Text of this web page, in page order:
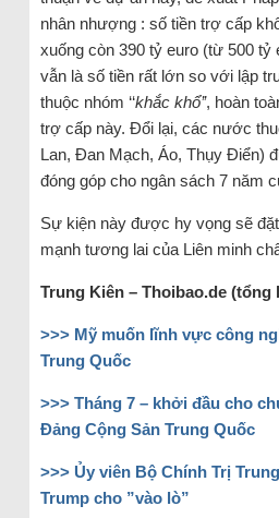
nhân nhượng : số tiền trợ cấp
xuống còn 390 tỷ euro (từ 500 tỷ
vẫn là số tiền rất lớn so với lập
thuộc nhóm ‘‘khắc khổ’’, hoàn
trợ cấp này. Đổi lại, các nước
Lan, Đan Mạch, Áo, Thụy Điển)
đóng góp cho ngân sách 7 năm
Sự kiện này được hy vọng sẽ
mạnh tương lai của Liên minh
Trung Kiên – Thoibao.de (tổng
>>> Mỹ muốn lĩnh vực công
Trung Quốc
>>> Tháng 7 – khởi đầu cho
Đảng Cộng Sản Trung Quốc
>>> Ủy viên Bộ Chính Trị
Trump cho ”vào lò”